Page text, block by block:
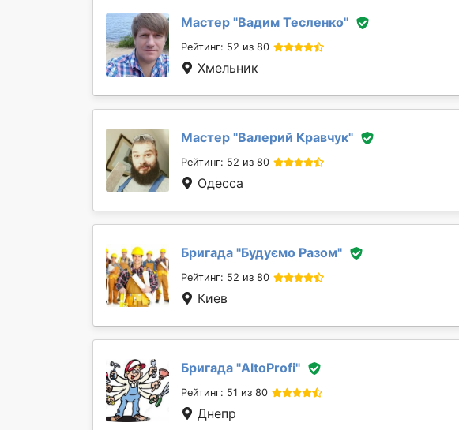
Мастер "Вадим Тесленко"
Рейтинг: 52 из 80
Хмельник
Мастер "Валерий Кравчук"
Рейтинг: 52 из 80
Одесса
Бригада "Будуємо Разом"
Рейтинг: 52 из 80
Киев
Бригада "AltoProfi"
Рейтинг: 51 из 80
Днепр